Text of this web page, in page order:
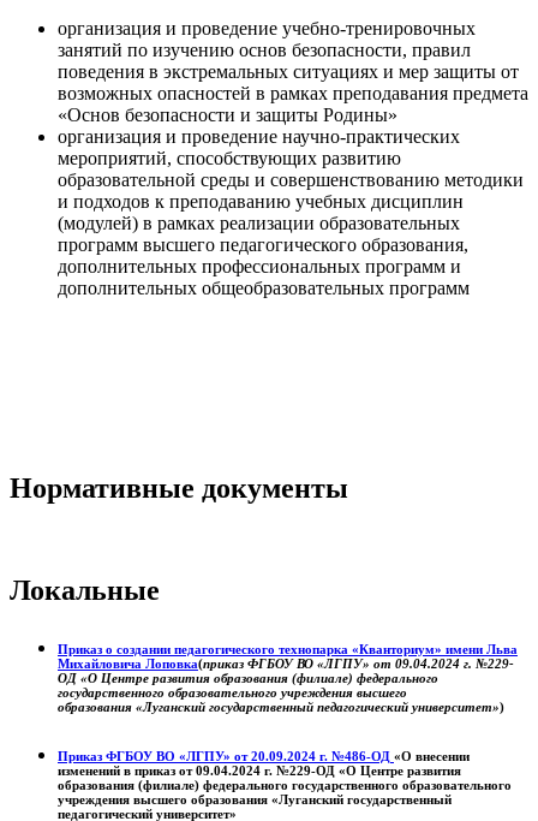
организация и проведение учебно-тренировочных
занятий по изучению основ безопасности, правил
поведения в экстремальных ситуациях и мер защиты от
возможных опасностей в рамках преподавания предмета
«Основ безопасности и защиты Родины»
организация и проведение научно-практических
мероприятий, способствующих развитию
образовательной среды и совершенствованию методики
и подходов к преподаванию учебных дисциплин
(модулей) в рамках реализации образовательных
программ высшего педагогического образования,
дополнительных профессиональных программ и
дополнительных общеобразовательных программ
Нормативные документы
Локальные
Приказ о создании педагогического технопарка «Кванториум» имени Льва
Михайловича Лоповка(приказ ФГБОУ ВО «ЛГПУ» от 09.04.2024 г. №229-
ОД «О Центре развития образования (филиале) федерального
государственного образовательного учреждения высшего
образования «Луганский государственный педагогический университет»)
Приказ ФГБОУ ВО «ЛГПУ» от 20.09.2024 г. №486-ОД «О внесении
изменений в приказ от 09.04.2024 г. №229-ОД «О Центре развития
образования (филиале) федерального государственного образовательного
учреждения высшего образования «Луганский государственный
педагогический университет»